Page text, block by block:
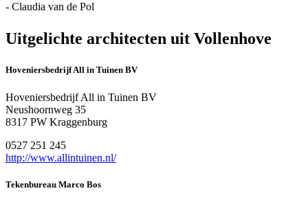
- Claudia van de Pol
Uitgelichte architecten uit Vollenhove
Hoveniersbedrijf All in Tuinen BV
Hoveniersbedrijf All in Tuinen BV
Neushoornweg 35
8317 PW Kraggenburg
0527 251 245
http://www.allintuinen.nl/
Tekenbureau Marco Bos